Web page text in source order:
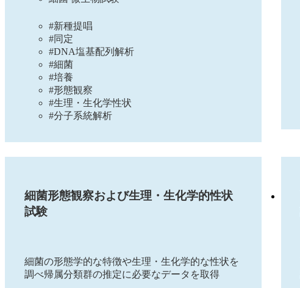
#新種提唱
#同定
#DNA塩基配列解析
#細菌
#培養
#形態観察
#生理・生化学性状
#分子系統解析
細菌形態観察および生理・生化学的性状
試験
細菌の形態学的な特徴や生理・生化学的な性状を
調べ帰属分類群の推定に必要なデータを取得